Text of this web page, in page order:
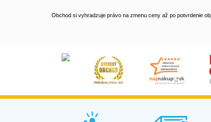
Obchod si vyhradzuje právo na zmenu ceny až po potvrdenie